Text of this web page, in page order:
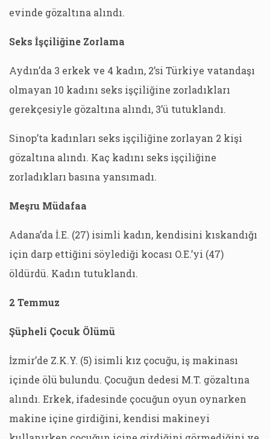
evinde gözaltına alındı.
Seks İşçiliğine Zorlama
Aydın’da 3 erkek ve 4 kadın, 2’si Türkiye vatandaşı
olmayan 10 kadını seks işçiliğine zorladıkları
gerekçesiyle gözaltına alındı, 3’ü tutuklandı.
Sinop’ta kadınları seks işçiliğine zorlayan 2 kişi
gözaltına alındı. Kaç kadını seks işçiliğine
zorladıkları basına yansımadı.
Meşru Müdafaa
Adana’da İ.E. (27) isimli kadın, kendisini kıskandığı
için darp ettiğini söylediği kocası O.E.’yi (47)
öldürdü. Kadın tutuklandı.
2 Temmuz
Şüpheli Çocuk Ölümü
İzmir’de Z.K.Y. (5) isimli kız çocuğu, iş makinası
içinde ölü bulundu. Çocuğun dedesi M.T. gözaltına
alındı. Erkek, ifadesinde çocuğun oyun oynarken
makine içine girdiğini, kendisi makineyi